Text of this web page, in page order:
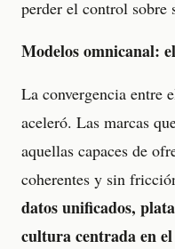
perder el control sobre
Modelos omnicanal:
La convergencia entre
aceleró. Las marcas
aquellas capaces de
coherentes y sin
datos unificados,
cultura centrada en